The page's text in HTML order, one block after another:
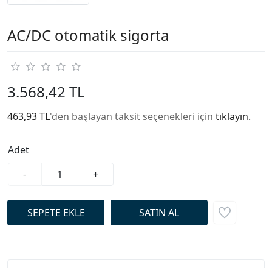
AC/DC otomatik sigorta
3.568,42 TL
463,93 TL'den başlayan taksit seçenekleri için tıklayın.
Adet
-
+